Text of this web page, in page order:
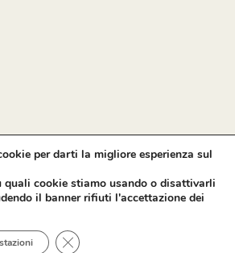
is aWebsite BuilderforWordPress
• All Rights Reserved • Developed by
ThemeFusion
per darti la migliore esperienza sul
quali cookie stiamo usando o disattivarli
il banner rifiuti l'accettazione dei
Close GDPR Cookie Banner